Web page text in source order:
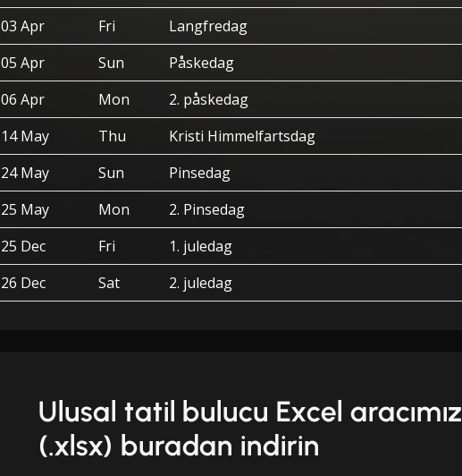
03 Apr
Fri
Langfredag
05 Apr
Sun
Påskedag
06 Apr
Mon
2. påskedag
14 May
Thu
Kristi Himmelfartsdag
24 May
Sun
Pinsedag
25 May
Mon
2. Pinsedag
25 Dec
Fri
1. juledag
26 Dec
Sat 2. juledag
Ulusal tatil bulucu Excel
(.xlsx) buradan indirin